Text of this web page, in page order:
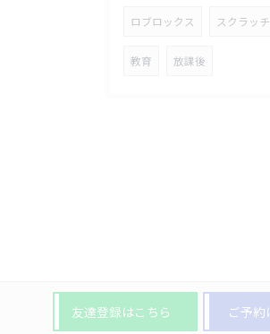
ロブロックス スクラッチ
教育 放課後
友達登録はこちら ご予約